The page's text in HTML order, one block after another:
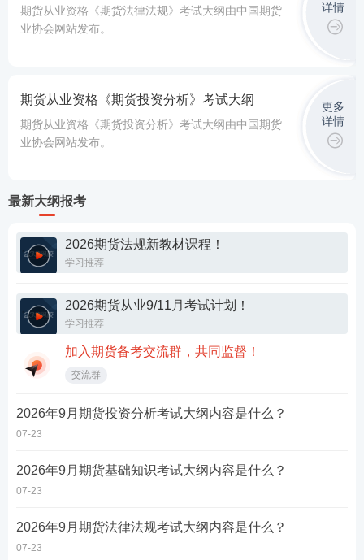
期货从业资格《期货法律法规》考试大纲由中国期货
业协会网站发布。
详情
期货从业资格《期货投资分析》考试大纲
期货从业资格《期货投资分析》考试大纲由中国期货
业协会网站发布。
更多
详情
最新大纲报考
2026期货法规新教材课程！
学习推荐
2026期货从业9/11月考试计划！
学习推荐
加入期货备考交流群，共同监督！
交流群
2026年9月期货投资分析考试大纲内容是什么？
07-23
2026年9月期货基础知识考试大纲内容是什么？
07-23
2026年9月期货法律法规考试大纲内容是什么？
07-23